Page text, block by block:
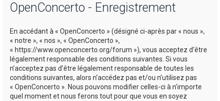
OpenConcerto - Enregistrement
En accédant à « OpenConcerto » (désigné ci-après par « nous »,
« notre », « nos », « OpenConcerto »,
« https://www.openconcerto.org/forum »), vous acceptez d’être
légalement responsable des conditions suivantes. Si vous
n’acceptez pas d’être légalement responsable de toutes les
conditions suivantes, alors n’accédez pas et/ou n’utilisez pas
« OpenConcerto ». Nous pouvons modifier celles-ci à n’importe
quel moment et nous ferons tout pour que vous en soyez